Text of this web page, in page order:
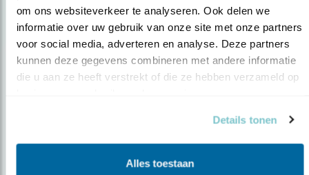
om ons websiteverkeer te analyseren. Ook delen we
informatie over uw gebruik van onze site met onze partners
voor social media, adverteren en analyse. Deze partners
kunnen deze gegevens combineren met andere informatie
die u aan ze heeft verstrekt of die ze hebben verzameld op
Details tonen
Alles toestaan
Op de hoogte blijven?
Meld je aan en ontvang nieuws, inspiratie, acties en tips
over vogels en activiteiten van Vogelbescherming.
AANMELDEN VOGELNIEUWS